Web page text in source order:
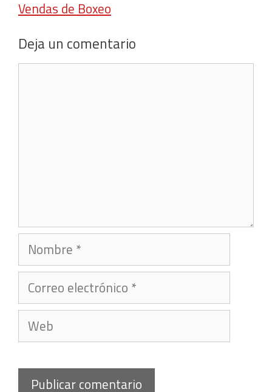
Vendas de Boxeo
Deja un comentario
Nombre
Correo
electrónico
Web